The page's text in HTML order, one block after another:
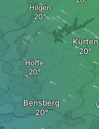
Höffe
Hilgen
Kürten
Bensberg